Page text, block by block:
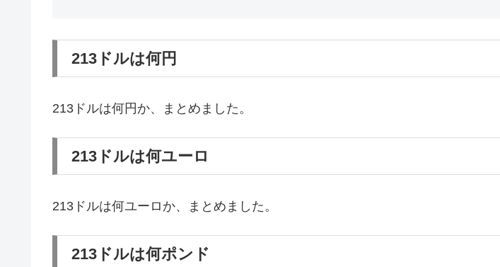
213ドルは何円
213ドルは何円か、まとめました。
213ドルは何ユーロ
213ドルは何ユーロか、まとめました。
213ドルは何ポンド